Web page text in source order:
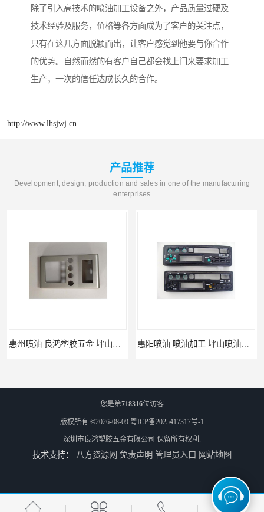
除了引入高技术的喷油加工设备之外，产品质量过硬及
技术经验及服务，价格等各方面成为了客户的关注点，
只有在这几方面脱颖而出，让客户感觉到他要与你合作
的优势。自然而然的有客户自己都会找上门来要求加工
生产，一次的信任达成长久的合作。
http://www.lhsjwj.cn
产品推荐
Development, design, production and sales in one of the manufacturing
enterprises
惠州喷油 良鸿塑胶五金 坪山硅胶喷油公司 惠阳喷油 喷油加工 坪山喷油加工
坑梓喷油 喷涂加工 惠州电视盒喷涂 坪地喷油 加工厂 坪地手机壳喷油加工厂
您是第718316位访客
版权所有 ©2026-08-09 粤ICP备2025417317号-1
深圳市良鸿塑胶五金有限公司 保留所有权利.
技术支持： 八方资源网 免责声明 管理员入口 网站地图